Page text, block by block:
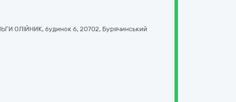
ОЛІЙНИК, будинок 6, 20702, Бурячинський